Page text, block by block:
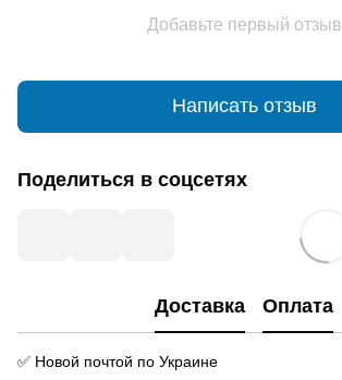
Добавьте первый отзыв
Написать отзыв
Поделиться в соцсетях
Доставка Оплата
✅ Новой почтой по Украине